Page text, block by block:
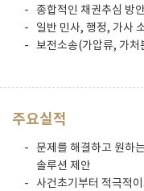
종합적인 채권추심 방안
일반 민사, 행정, 가사
보전소송(가압류, 가처
주요실적
문제를 해결하고 원하
솔루션 제안
사건초기부터 적극적